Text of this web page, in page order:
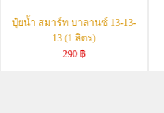
ปุ๋ยน้ำ สมาร์ท บาลานซ์ 13-13-
13 (1 ลิตร)
290 ฿